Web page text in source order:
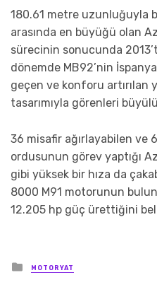
180.61 metre uzunluğuyla
arasında en büyüğü olan
sürecinin sonucunda
dönemde MB92’nin
geçen ve konforu artırılan
tasarımıyla görenleri
36 misafir ağırlayabilen ve
ordusunun görev yaptığı
gibi yüksek bir hıza da
8000 M91 motorunun
12.205 hp güç ürettiğini
Posted
in
MOTORYAT